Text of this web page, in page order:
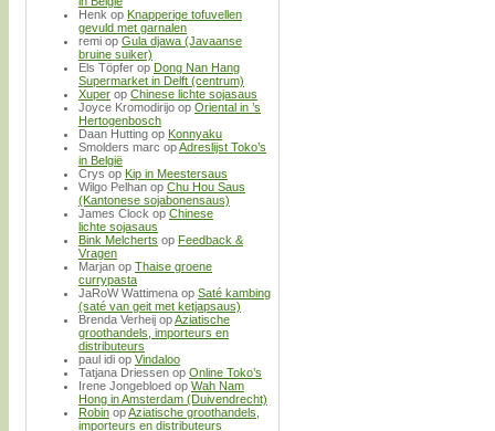
Henk op Knapperige tofuvellen
gevuld met garnalen
remi op Gula djawa (Javaanse
bruine suiker)
Els Töpfer op Dong Nan Hang
Supermarket in Delft (centrum)
Xuper op Chinese lichte sojasaus
Joyce Kromodirijo op Oriental in ’s
Hertogenbosch
Daan Hutting op Konnyaku
Smolders marc opAdreslijst Toko’s
in België
Crys op Kip in Meestersaus
Wilgo Pelhan op Chu Hou Saus
(Kantonese sojabonensaus)
James Clock op Chinese
lichte sojasaus
Bink Melcherts op Feedback &
Vragen
Marjan op Thaise groene
currypasta
JaRoW Wattimena op Saté kambing
(saté van geit met ketjapsaus)
Brenda Verheij opAziatische
groothandels, importeurs en
distributeurs
paul idi op Vindaloo
Tatjana Driessen op Online Toko’s
Irene Jongebloed op Wah Nam
Hong in Amsterdam (Duivendrecht)
Robin opAziatische groothandels,
importeurs en distributeurs